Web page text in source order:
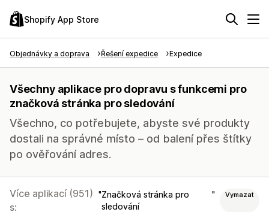
Shopify App Store
Objednávky a doprava Řešení expedice Expedice
Všechny aplikace pro dopravu s funkcemi pro
značková stránka pro sledování
Všechno, co potřebujete, abyste své produkty
dostali na správné místo – od balení přes štítky
po ověřování adres.
Více aplikací (951)
s:
Značková stránka pro
sledování
Vymazat